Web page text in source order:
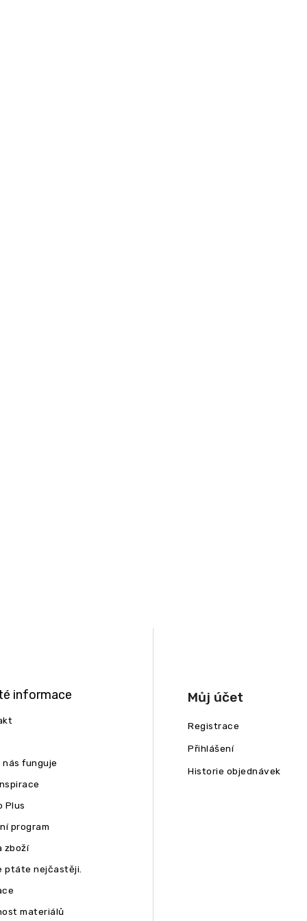
informace
funguje
Plus
program
zboží
ptáte nejčastěji.
materiálů
Můj účet
Registrace
Přihlášení
Historie objednávek